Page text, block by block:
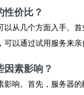
性价比？
以从几个方面入手。
以通过试用服务来
因素影响？
影响。首先，服务器